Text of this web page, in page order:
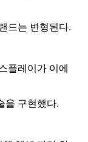
드는 변형된다.
플레이가 이에
을 구현했다.